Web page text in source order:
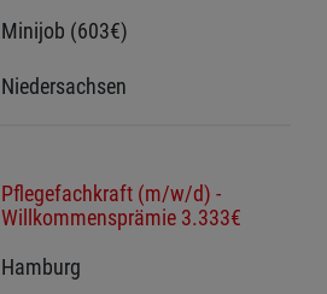
Minijob (603€)
Niedersachsen
Pflegefachkraft (m/w/d) -
Willkommensprämie 3.333€
Hamburg